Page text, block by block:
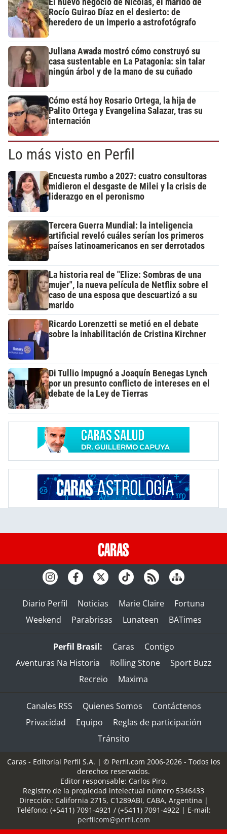
Rocío Guirao Díaz en el desierto: de
heredero de un imperio a astrofotógrafo
Juliana Awada mostró cómo construyó su
casa sustentable en La Patagonia: sin talar
ningún árbol y de la mano de su cuñado
Cómo está hoy Rosario Ortega, la hija de
Palito Ortega y Evangelina Salazar, tras su
internación
Lo más visto en Perfil
Encuesta rumbo a 2027: cuatro consultoras
midieron el desgaste de Milei y la crisis de
liderazgo en el peronismo
Tercera Guerra Mundial: la inteligencia
artificial reveló cuáles serían los primeros
países latinoamericanos en ser derrotados
La historia real de "Elize: Sombras de una
mujer", la nueva película de Netflix sobre el
caso de una esposa que descuartizó a su
marido
Ricardo Lorenzetti se metió en el debate
sobre la inhabilitación de Cristina Kirchner
Di Tullio impugnó a Joaquín Benegas Lynch
por un presunto conflicto de intereses en el
debate de la Ley de Tierras
Diario Perfil Noticias Marie Claire
Fortuna
Weekend
Parabrisas Lunateen BATimes
Perfil Brasil: Caras
Contigo
Aventuras Na Historia
Rolling Stone
Sport Buzz
Recreio
Maxima
Canales RSS Quienes Somos
Contáctenos
Privacidad
Equipo
Reglas de participación
Tránsito
Caras - Editorial Perfil S.A. | © Perfil.com 2006-2026 - Todos los
derechos reservados.
Editor responsable: Carlos Piro.
Registro de la propiedad intelectual número 5346433
Dirección: California 2715, C1289ABI, CABA, Argentina |
Teléfono: (+5411) 7091-4921 / (+5411) 7091-4922| E-mail:
perfilcom@perfil.com